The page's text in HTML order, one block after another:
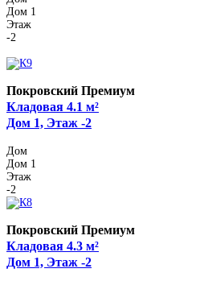
Дом 1
Этаж
-2
Покровский Премиум
Кладовая 4.1 м²
Дом 1, Этаж -2
Дом
Дом 1
Этаж
-2
Покровский Премиум
Кладовая 4.3 м²
Дом 1, Этаж -2